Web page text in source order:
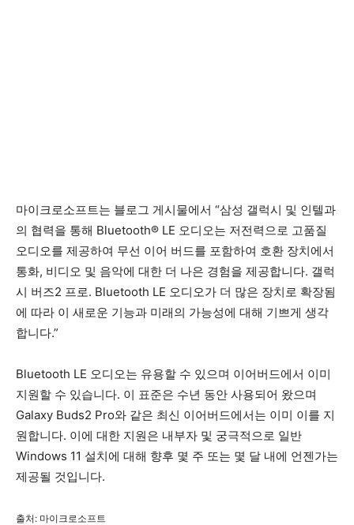
마이크로소프트는 블로그 게시물에서 “삼성 갤럭시 및 인텔과
의 협력을 통해 Bluetooth® LE 오디오는 저전력으로 고품질
오디오를 제공하여 무선 이어 버드를 포함하여 호환 장치에서
통화, 비디오 및 음악에 대한 더 나은 경험을 제공합니다. 갤럭
시 버즈2 프로. Bluetooth LE 오디오가 더 많은 장치로 확장됨
에 따라 이 새로운 기능과 미래의 가능성에 대해 기쁘게 생각
합니다.”
Bluetooth LE 오디오는 유용할 수 있으며 이어버드에서 이미
지원할 수 있습니다. 이 표준은 수년 동안 사용되어 왔으며
Galaxy Buds2 Pro와 같은 최신 이어버드에서는 이미 이를 지
원합니다. 이에 대한 지원은 내부자 및 궁극적으로 일반
Windows 11 설치에 대해 향후 몇 주 또는 몇 달 내에 언젠가는
제공될 것입니다.
출처: 마이크로소프트